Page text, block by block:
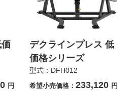
円
デクラインプレス 低
価格シリーズ
型式：DFH012
希望小売価格： 233,120 円